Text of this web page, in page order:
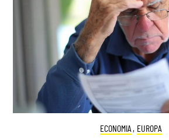
ECONOMIA , EUROPA